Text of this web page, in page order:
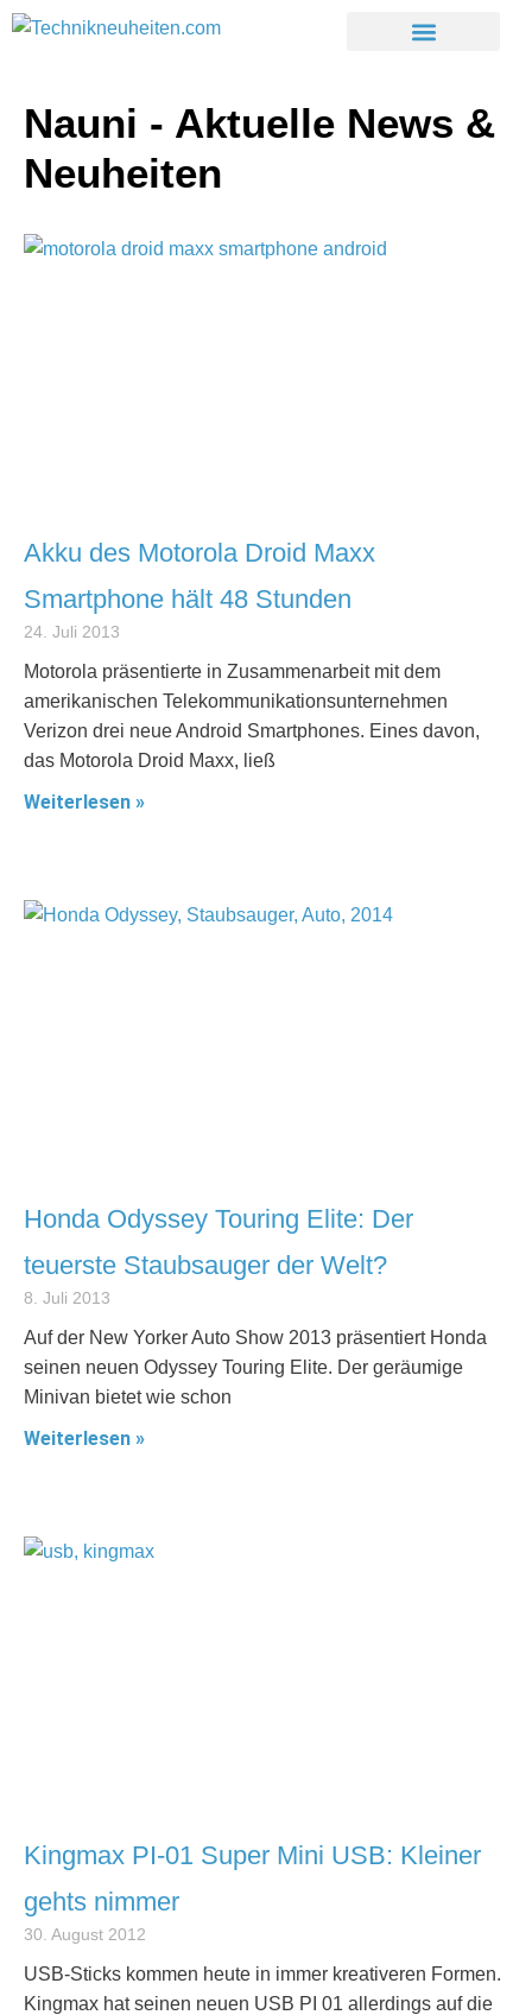
Nauni - Aktuelle News &
Neuheiten
Akku des Motorola Droid Maxx
Smartphone hält 48 Stunden
24. Juli 2013
Motorola präsentierte in Zusammenarbeit mit dem
amerikanischen Telekommunikationsunternehmen
Verizon drei neue Android Smartphones. Eines davon,
das Motorola Droid Maxx, ließ
Weiterlesen »
Honda Odyssey Touring Elite: Der
teuerste Staubsauger der Welt?
8. Juli 2013
Auf der New Yorker Auto Show 2013 präsentiert Honda
seinen neuen Odyssey Touring Elite. Der geräumige
Minivan bietet wie schon
Weiterlesen »
Kingmax PI-01 Super Mini USB: Kleiner
gehts nimmer
30. August 2012
USB-Sticks kommen heute in immer kreativeren Formen.
Kingmax hat seinen neuen USB PI 01 allerdings auf die